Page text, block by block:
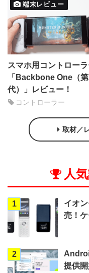
端末レビュー
スマホ用コントロー
「Backbone One（
代）」レビュー！
コントローラー
取材／
人
1
イオ
売！
2
提供